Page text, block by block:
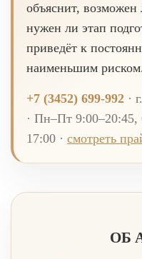
объяснит,
нужен ли этап
приведёт к
наименьшим
+7 (3452) 699-992 ·
· Пн–Пт
17:00 · смотреть
ОБ